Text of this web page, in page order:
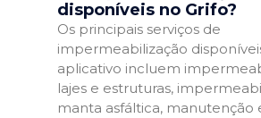
disponíveis no Grifo?
Os principais serviços de
impermeabilização
aplicativo incluem
lajes e estruturas,
manta asfáltica, manutenção